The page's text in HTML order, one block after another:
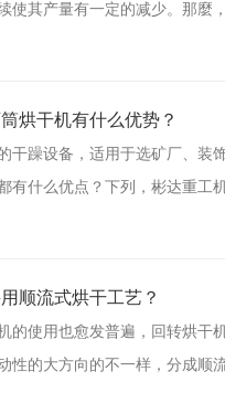
使其产量有一定的减少。那
烘干机有什么优势？
干躁设备，适用于选矿厂、
有什么优点？下列，彬达重
顺流式烘干工艺？
的使用也愈发普遍，回转烘
性的大方向的不一样，分成